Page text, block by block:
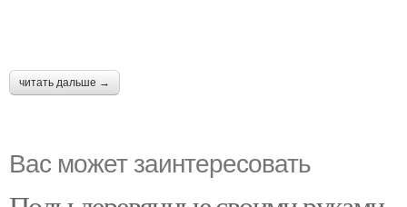
читать дальше →
Вас может заинтересовать